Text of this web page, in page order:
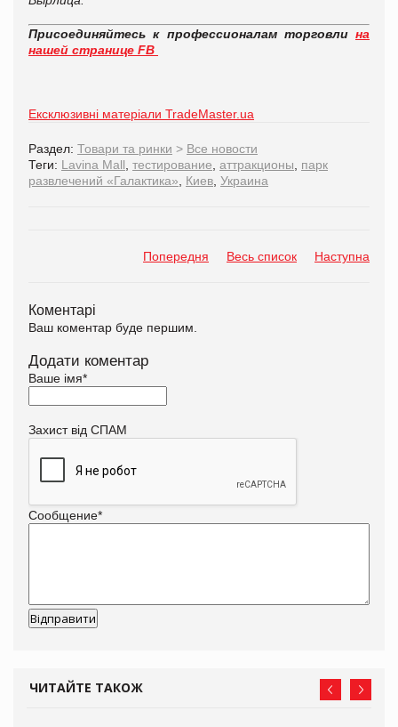
Присоединяйтесь к профессионалам торговли на
нашей странице FB
Ексклюзивні матеріали TradeMaster.ua
Раздел: Товари та ринки > Все новости
Теги: Lavina Mall, тестирование, аттракционы, парк
развлечений «Галактика», Киев, Украина
Попередня Весь список Наступна
Коментарі
Ваш коментар буде першим.
Додати коментар
Ваше імя*
Захист від СПАМ
Сообщение*
ЧИТАЙТЕ ТАКОЖ